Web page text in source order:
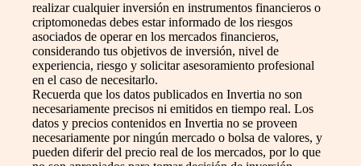
realizar cualquier inversión en instrumentos financieros o
criptomonedas debes estar informado de los riesgos
asociados de operar en los mercados financieros,
considerando tus objetivos de inversión, nivel de
experiencia, riesgo y solicitar asesoramiento profesional
en el caso de necesitarlo.
Recuerda que los datos publicados en Invertia no son
necesariamente precisos ni emitidos en tiempo real. Los
datos y precios contenidos en Invertia no se proveen
necesariamente por ningún mercado o bolsa de valores, y
pueden diferir del precio real de los mercados, por lo que